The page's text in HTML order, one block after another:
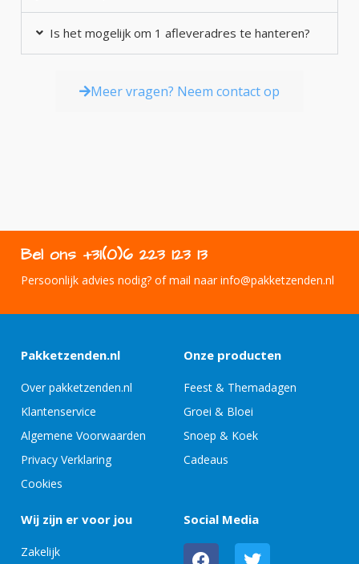
Is het mogelijk om 1 afleveradres te hanteren?
Meer vragen? Neem contact op
Bel ons +31(0)6 223 123 13
Persoonlijk advies nodig? of mail naar info@pakketzenden.nl
Pakketzenden.nl
Over pakketzenden.nl
Klantenservice
Algemene Voorwaarden
Privacy Verklaring
Cookies
Onze producten
Feest & Themadagen
Groei & Bloei
Snoep & Koek
Cadeaus
Wij zijn er voor jou
Zakelijk
Social Media